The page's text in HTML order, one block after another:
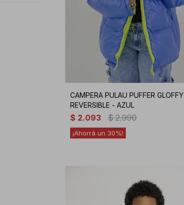
CAMPERA PULAU PUFFER GLOFFY
REVERSIBLE - AZUL
$ 2.093 $ 2.990
30